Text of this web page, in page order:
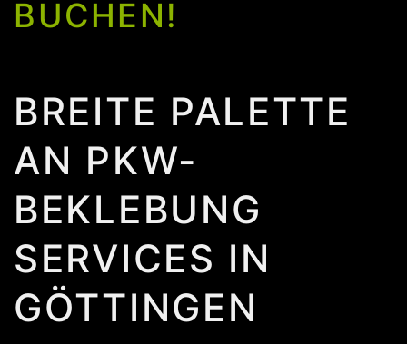
BUCHEN!
BREITE PALETTE
AN PKW-
BEKLEBUNG
SERVICES IN
GÖTTINGEN